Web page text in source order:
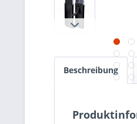
Beschreibung